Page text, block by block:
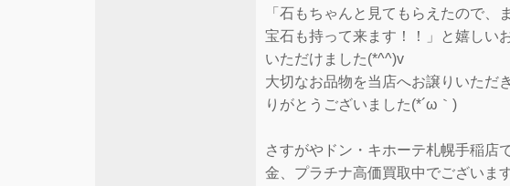
「石もちゃんと見てもらえたので、
宝石も持って来ます！！」と嬉しい
いただけました(*^^)v
大切なお品物を当店へお譲りいただ
りがとうございました(*´ω｀)
さすがやドン・キホーテ札幌手稲店
金、プラチナ高価買取中でございま